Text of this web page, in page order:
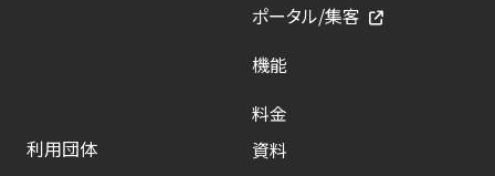
ポータル/集客
機能
料金
利用団体
資料